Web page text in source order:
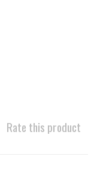
Rate this product